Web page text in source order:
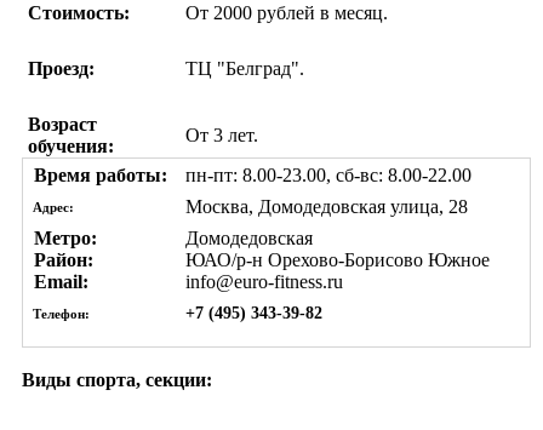
Стоимость: От 2000 рублей в месяц.
Проезд: ТЦ "Белград".
Возраст
обучения:
От 3 лет.
Время работы:
пн-пт: 8.00-23.00, сб-вс: 8.00-22.00
Адрес:
Москва, Домодедовская улица, 28
Метро:
Домодедовская
Район:
ЮАО/р-н Орехово-Борисово Южное
Email:
info@euro-fitness.ru
Телефон: +7 (495) 343-39-82
Виды спорта, секции: